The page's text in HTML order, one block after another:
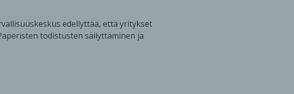
edellyttää, että yritykset
todistusten säilyttäminen ja